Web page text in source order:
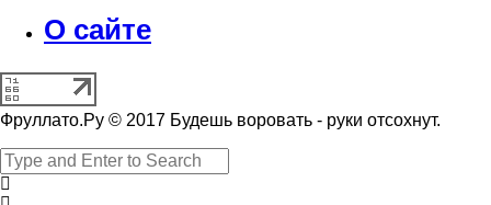
О сайте
Фруллато.Ру © 2017 Будешь воровать - руки отсохнут.